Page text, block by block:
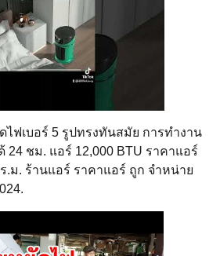
ไฟเบอร์ 5 รูปทรงทันสมัย การทำงาน
24 ชม. แอร์ 12,000 BTU ราคาแอร์
ม. ร้านแอร์ ราคาแอร์ ถูก จำหน่าย